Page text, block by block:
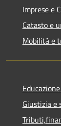
Imprese e
Catasto e
Mobilità e
Giustizia e